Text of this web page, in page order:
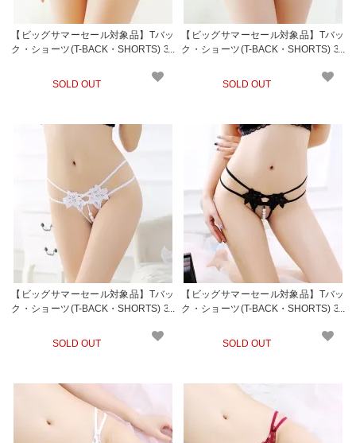
【ビッグサマーセール対象品】Tバッ
ク・ショーツ(T-BACK・SHORTS) 36
SOLD OUT
【ビッグサマーセール対象品】Tバッ
ク・ショーツ(T-BACK・SHORTS) 36
SOLD OUT
【ビッグサマーセール対象品】Tバッ
ク・ショーツ(T-BACK・SHORTS) 34
SOLD OUT
【ビッグサマーセール対象品】Tバッ
ク・ショーツ(T-BACK・SHORTS) 34
SOLD OUT